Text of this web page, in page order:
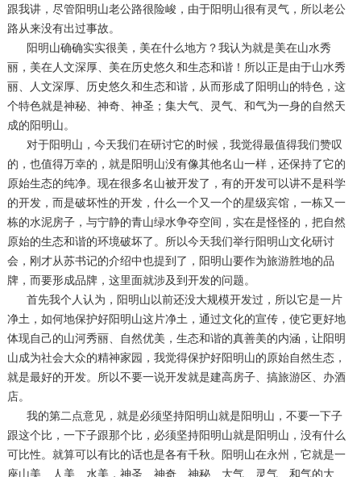
跟我讲，尽管阳明山老公路很险峻，由于阳明山很有灵气，所以老公
路从来没有出过事故。
阳明山确确实实很美，美在什么地方？我认为就是美在山水秀
丽，美在人文深厚、美在历史悠久和生态和谐！所以正是由于山水秀
丽、人文深厚、历史悠久和生态和谐，从而形成了阳明山的特色，这
个特色就是神秘、神奇、神圣；集大气、灵气、和气为一身的自然天
成的阳明山。
对于阳明山，今天我们在研讨它的时候，我觉得最值得我们赞叹
的，也值得万幸的，就是阳明山没有像其他名山一样，还保持了它的
原始生态的纯净。现在很多名山被开发了，有的开发可以讲不是科学
的开发，而是破坏性的开发，什么一个又一个的星级宾馆，一栋又一
栋的水泥房子，与宁静的青山绿水争夺空间，实在是怪怪的，把自然
原始的生态和谐的环境破坏了。所以今天我们举行阳明山文化研讨
会，刚才从苏书记的介绍中也提到了，阳明山要作为旅游胜地的品
牌，而要形成品牌，这里面就涉及到开发的问题。
首先我个人认为，阳明山以前还没大规模开发过，所以它是一片
净土，如何地保护好阳明山这片净土，通过文化的宣传，使它更好地
体现自己的山河秀丽、自然优美，生态和谐的真善美的内涵，让阳明
山成为社会大众的精神家园，我觉得保护好阳明山的原始自然生态，
就是最好的开发。所以不要一说开发就是建高房子、搞旅游区、办酒
店。
我的第二点意见，就是必须坚持阳明山就是阳明山，不要一下子
跟这个比，一下子跟那个比，必须坚持阳明山就是阳明山，没有什么
可比性。就算可以有比的话也是各有千秋。阳明山在永州，它就是一
座山美、人美、水美，神圣、神奇、神秘、大气、灵气、和气的大